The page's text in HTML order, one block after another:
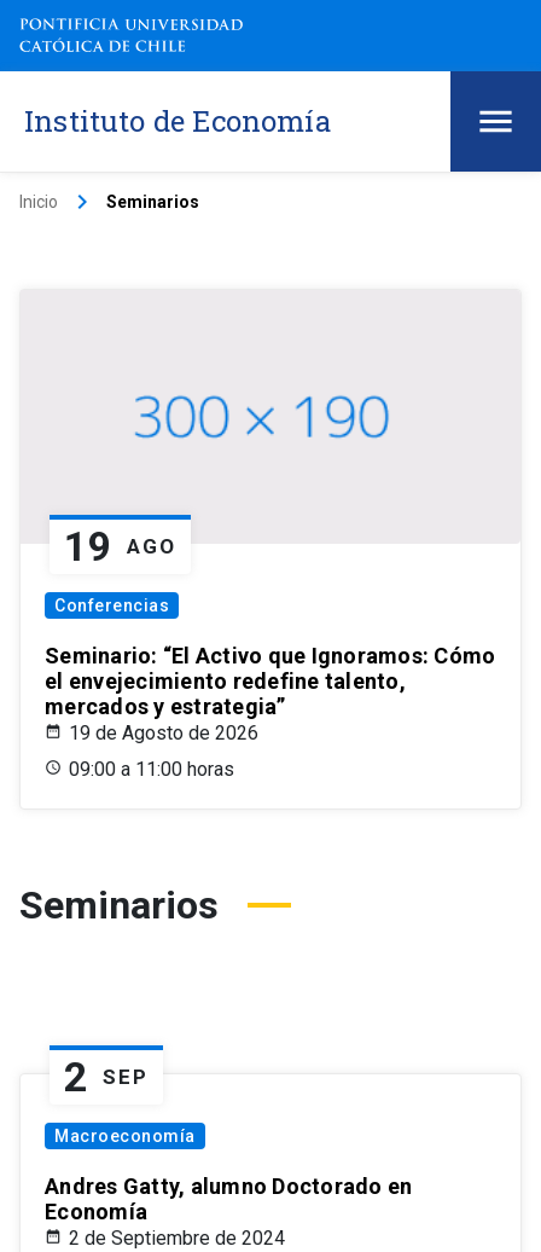
Instituto de Economía
Inicio keyboard_arrow_right Seminarios
19 AGO
Conferencias
Seminario: “El Activo que Ignoramos: Cómo
el envejecimiento redefine talento,
mercados y estrategia”
19 de Agosto de 2026
09:00 a 11:00 horas
Seminarios
2 SEP
Macroeconomía
Andres Gatty, alumno Doctorado en
Economía
2 de Septiembre de 2024